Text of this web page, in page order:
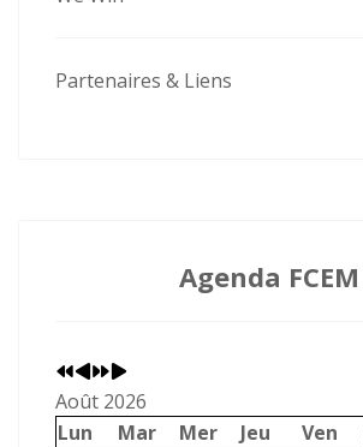
Partenaires & Liens
Agenda FCEM
Année
précédente
Mois
précédent
Année
suivante
Mois
suivant
Août 2026
Lun
Mar Mer Jeu Ven